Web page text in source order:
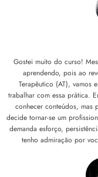
Gostei muito do curso!
aprendendo, pois ao
Terapêutico (AT), vamos
trabalhar com essa prática.
conhecer conteúdos, mas
decide tornar-se um
demanda esforço,
tenho admiração por